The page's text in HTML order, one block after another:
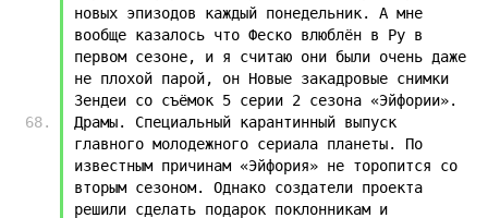
новых эпизодов каждый понедельник. А мне
вообще казалось что Феско влюблён в Ру в
первом сезоне, и я считаю они были очень даже
не плохой парой, он Новые закадровые снимки
Зендеи со съёмок 5 серии 2 сезона «Эйфории».
Драмы. Специальный карантинный выпуск
главного молодежного сериала планеты. По
известным причинам «Эйфория» не торопится со
вторым сезоном. Однако создатели проекта
решили сделать подарок поклонникам и